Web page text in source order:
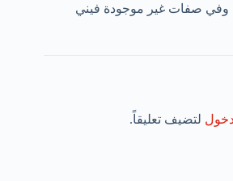
صفات غير موجودة فيني
لتضيف تعليقاً.